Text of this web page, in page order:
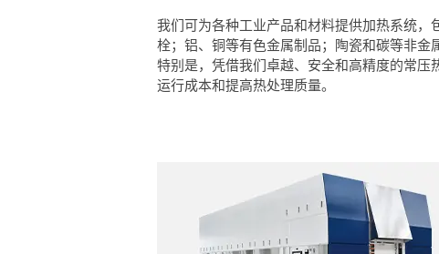
我们可为各种工业产品和材料提供加热系统
栓；铝、铜等有色金属制品；陶瓷和碳等非金
特别是，凭借我们卓越、安全和高精度的常
运行成本和提高热处理质量。